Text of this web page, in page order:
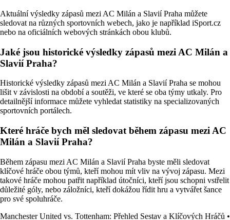
Aktuální výsledky zápasů mezi AC Milán a Slavií Praha můžete
sledovat na různých sportovních webech, jako je například iSport.cz
nebo na oficiálních webových stránkách obou klubů.
Jaké jsou historické výsledky zápasů mezi AC Milán a
Slavií Praha?
Historické výsledky zápasů mezi AC Milán a Slavií Praha se mohou
lišit v závislosti na období a soutěži, ve které se oba týmy utkaly. Pro
detailnější informace můžete vyhledat statistiky na specializovaných
sportovních portálech.
Které hráče bych měl sledovat během zápasu mezi AC
Milán a Slavií Praha?
Během zápasu mezi AC Milán a Slavií Praha byste měli sledovat
klíčové hráče obou týmů, kteří mohou mít vliv na vývoj zápasu. Mezi
takové hráče mohou patřit například útočníci, kteří jsou schopni vstřelit
důležité góly, nebo záložníci, kteří dokážou řídit hru a vytvářet šance
pro své spoluhráče.
Manchester United vs. Tottenham: Přehled Sestav a Klíčových Hráčů •